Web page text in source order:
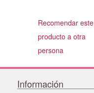
Recomendar este
producto a otra
persona
Información